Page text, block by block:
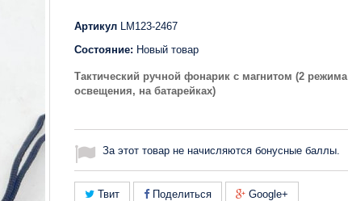
Артикул LM123-2467
Состояние: Новый товар
Тактический ручной фонарик с магнитом (2 режима
освещения, на батарейках)
За этот товар не начисляются бонусные баллы.
Твит Поделиться Google+